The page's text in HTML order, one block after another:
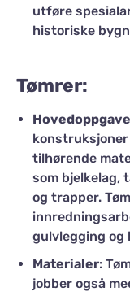
utføre
historiske
Tømrer:
tilhørende
som bjelkelag,
og trapper.
gulvlegging og
Materialer:
jobber også